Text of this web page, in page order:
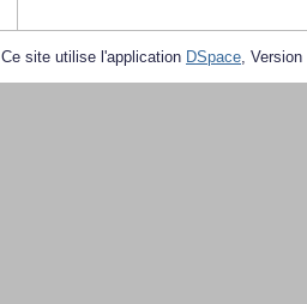
Ce site utilise l'application DSpace,